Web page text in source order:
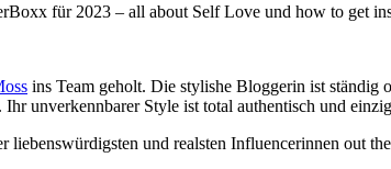
für 2023 – all about Self Love und how to get
ins Team geholt. Die stylishe Bloggerin ist ständig
Ihr unverkennbarer Style ist total authentisch und
liebenswürdigsten und realsten Influencerinnen out